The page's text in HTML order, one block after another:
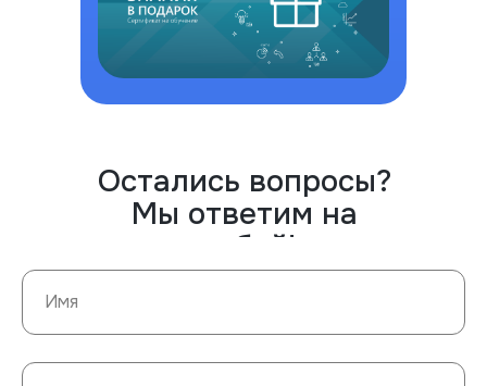
Остались вопросы?
Мы ответим на
любой!